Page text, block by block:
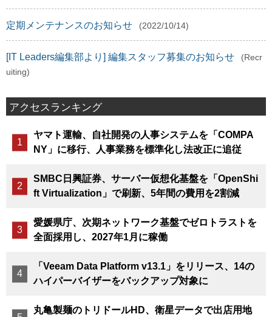
定期メンテナンスのお知らせ (2022/10/14)
[IT Leaders編集部より] 編集スタッフ募集のお知らせ
(Recr
uiting)
アクセスランキング
ヤマト運輸、自社開発の人事システムを「COMPA
NY」に移行、人事業務を標準化し法改正に追従
SMBC日興証券、サーバー仮想化基盤を「OpenShi
ft Virtualization」で刷新、5年間の費用を2割減
愛媛県庁、次期ネットワーク基盤でゼロトラストを
全面採用し、2027年1月に稼働
「Veeam Data Platform v13.1」をリリース、14の
ハイパーバイザーをバックアップ対象に
丸亀製麺のトリドールHD、衛星データで出店用地